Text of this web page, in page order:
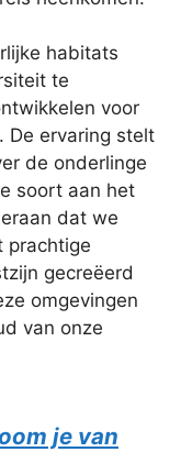
habitats
te
voor
De ervaring stelt
de onderlinge
soort aan het
dat we
prachtige
gecreëerd
omgevingen
van onze
je van